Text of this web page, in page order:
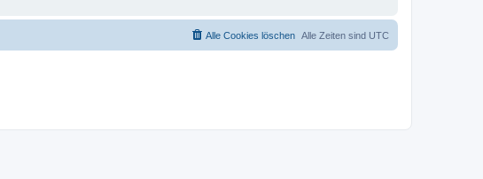
Alle Zeiten sind UTC
Alle Cookies löschen